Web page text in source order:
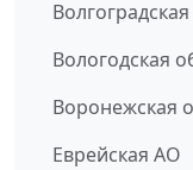
Вологодская
Воронежская
Еврейская АО